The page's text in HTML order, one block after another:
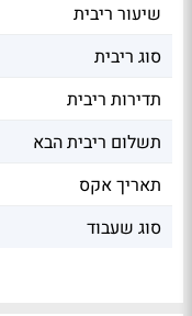
שיעור ריבית
סוג ריבית
תדירות ריבית
תשלום ריבית הבא
תאריך אקס
סוג שעבוד